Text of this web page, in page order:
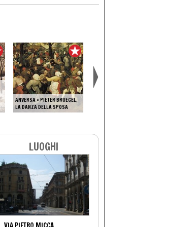
ANVERSA • PIETER BRUEGEL,
LA DANZA DELLA SPOSA
LUOGHI